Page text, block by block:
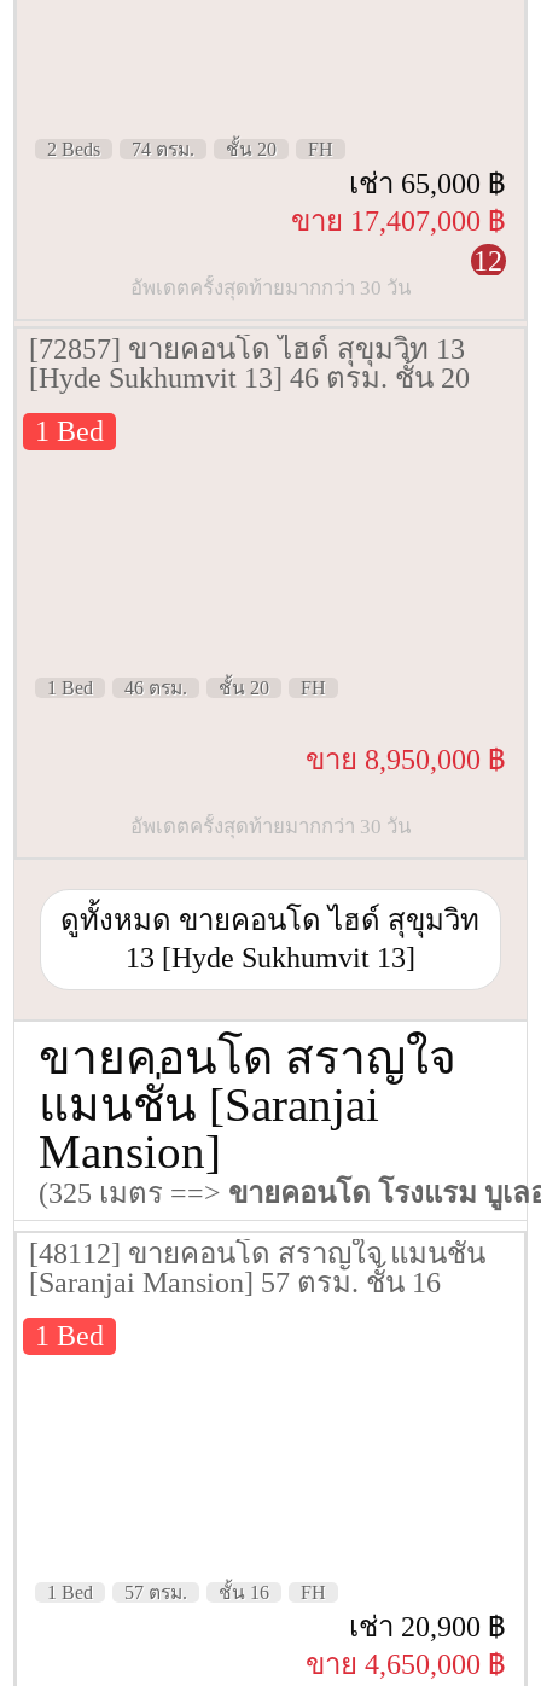
2 Beds 74 ตรม. ชั้น 20 FH
เช่า 65,000 ฿
ขาย 17,407,000 ฿
12
อัพเดตครั้งสุดท้ายมากกว่า 30 วัน
[72857] ขายคอนโด ไฮด์ สุขุมวิท 13
[Hyde Sukhumvit 13] 46 ตรม. ชั้น 20
1 Bed
1 Bed 46 ตรม. ชั้น 20 FH
ขาย 8,950,000 ฿
อัพเดตครั้งสุดท้ายมากกว่า 30 วัน
ดูทั้งหมด ขายคอนโด ไฮด์ สุขุมวิท
13 [Hyde Sukhumvit 13]
ขายคอนโด สราญใจ
แมนชั่น [Saranjai
Mansion]
(325 เมตร ==> ขายคอนโด โรงแรม บูเ
[48112] ขายคอนโด สราญใจ แมนชั่น
[Saranjai Mansion] 57 ตรม. ชั้น 16
1 Bed
1 Bed 57 ตรม. ชั้น 16 FH
เช่า 20,900 ฿
ขาย 4,650,000 ฿